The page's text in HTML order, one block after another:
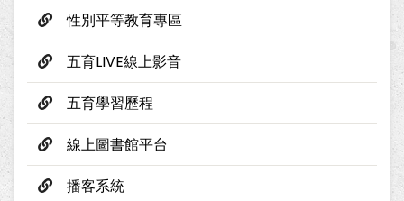
性別平等教育專區
五育LIVE線上影音
五育學習歷程
線上圖書館平台
播客系統